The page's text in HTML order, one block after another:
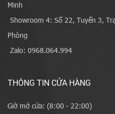
Minh
Showroom 4: Số 22, Tuyến 3,
Phòng
Zalo: 0968.064.994
THÔNG TIN CỬA HÀNG
Giờ mở cửa: (8:00 - 22:00)